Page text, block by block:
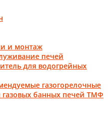
и монтаж
печей
для водогрейных
газогорелочные
газовых банных печей ТМФ